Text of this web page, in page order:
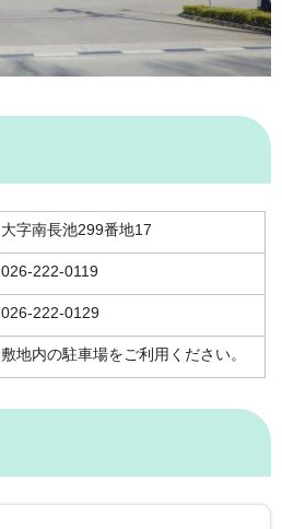
大字南長池299番地17
026-222-0119
026-222-0129
敷地内の駐車場をご利用ください。